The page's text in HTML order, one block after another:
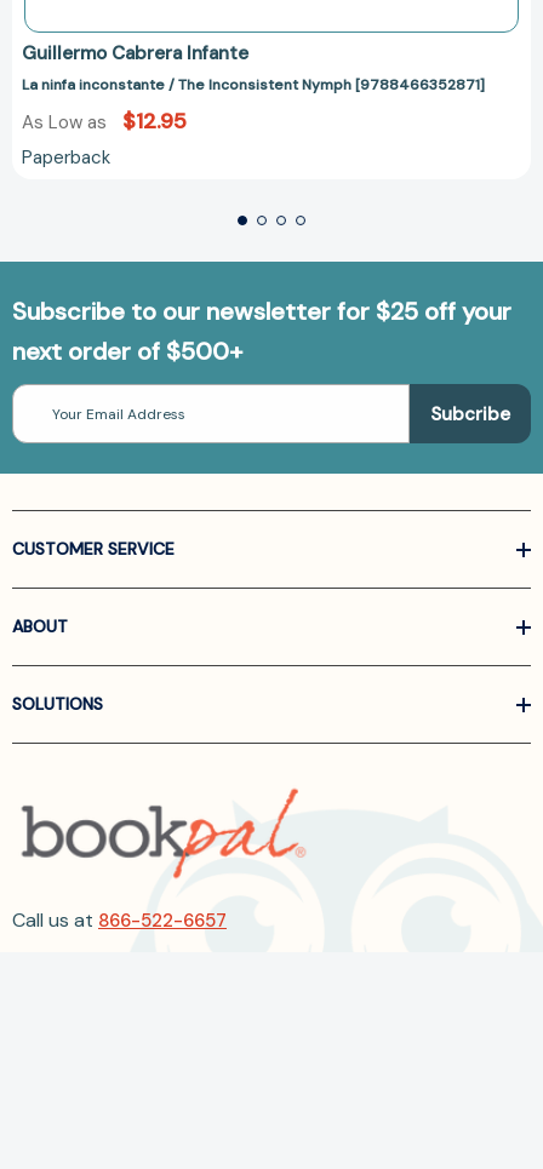
Guillermo Cabrera Infante
La ninfa inconstante / The Inconsistent Nymph [9788466352871]
As Low as $12.95
Paperback
Subscribe to our newsletter for $25 off your
next order of $500+
Email
Address
CUSTOMER SERVICE
ABOUT
SOLUTIONS
Call us at 866-522-6657